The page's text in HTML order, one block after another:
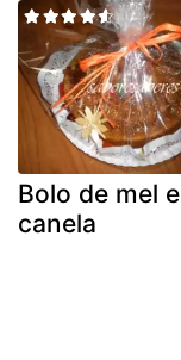
Bolo de mel e
canela